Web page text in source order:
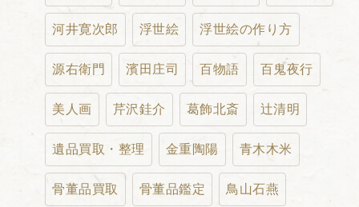
河井寛次郎 浮世絵 浮世絵の作り方
源右衛門 濱田庄司 百物語 百鬼夜行
美人画 芹沢銈介 葛飾北斎 辻清明
遺品買取・整理 金重陶陽 青木木米
骨董品買取 骨董品鑑定 鳥山石燕